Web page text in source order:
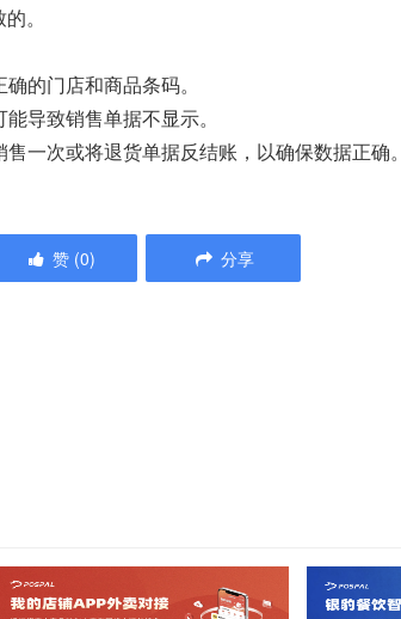
。
的门店和商品条码。
导致销售单据不显示。
一次或将退货单据反结账，以确保数据正确。
赞 (0) 分享